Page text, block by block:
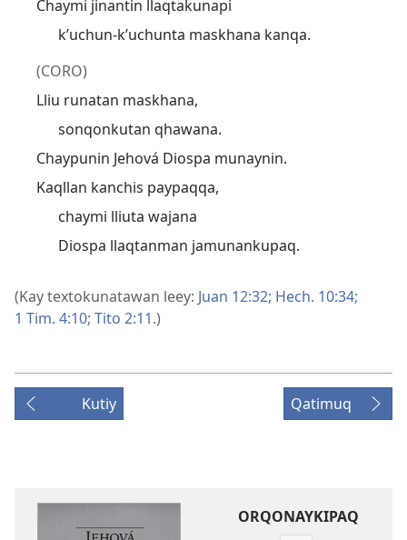
Chaymi jinantin llaqtakunapi
k’uchun-k’uchunta maskhana kanqa.
(CORO)
Lliu runatan maskhana,
sonqonkutan qhawana.
Chaypunin Jehová Diospa munaynin.
Kaqllan kanchis paypaqqa,
chaymi lliuta wajana
Diospa llaqtanman jamunankupaq.
(Kay textokunatawan leey: Juan 12:32; Hech. 10:34;
1 Tim. 4:10; Tito 2:11.)
Kutiy Qatimuq
ORQONAYKIPAQ